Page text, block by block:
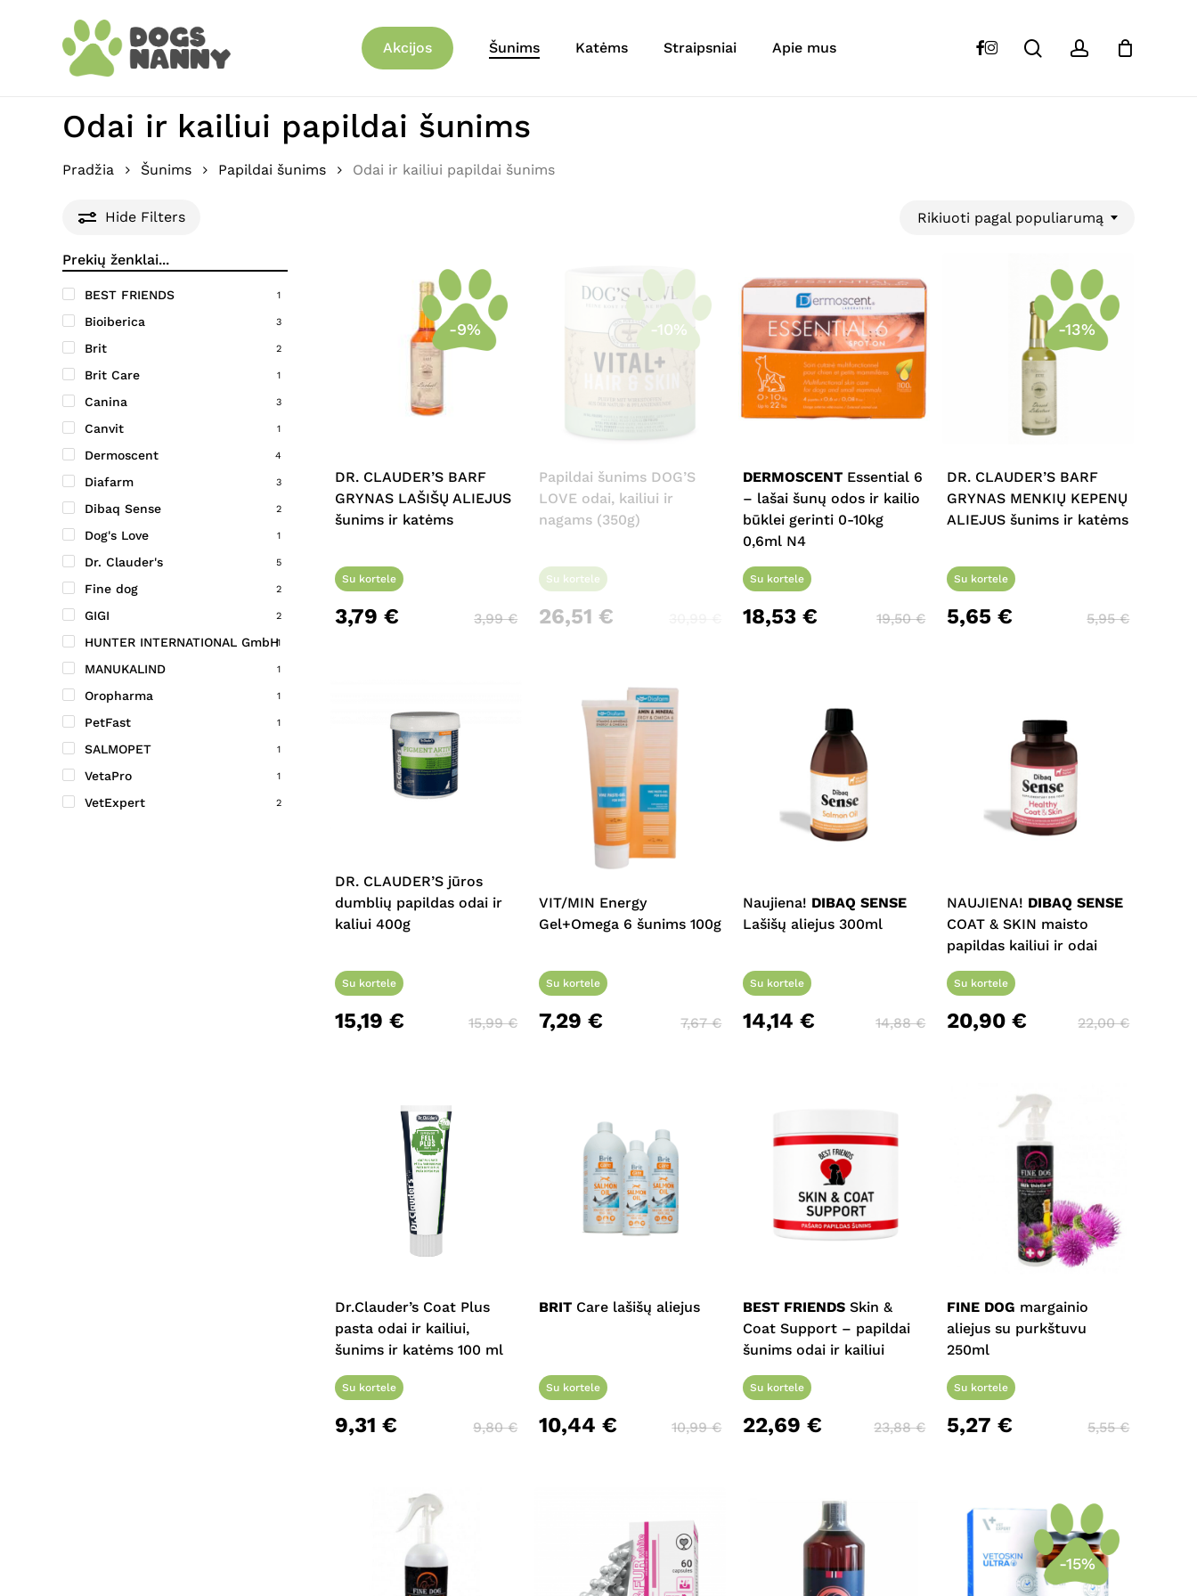
Akcijos Šunims Katėms Straipsniai Apie mus facebook
instagram searchaccount
Krepšelyje nėra produktų.
Eiti Į Parduotuvę
Odai ir kailiui papildai šunims
Pradžia Šunims Papildai šunims Odai ir kailiui papildai šunims
Hide Filters Rikiuoti pagal populiarumą
BEST FRIENDS 1
Bioiberica 3
Brit 2
Brit Care 1
Canina 3
Canvit 1
Dermoscent 4
Diafarm 3
Dibaq Sense 2
Dog's Love 1
Dr. Clauder's 5
Fine dog 2
GIGI 2
HUNTER INTERNATIONAL GmbH1
MANUKALIND 1
Oropharma 1
PetFast 1
SALMOPET 1
VetaPro 1
VetExpert 2
-9%
multiple
variants.
The
be
on
DR. CLAUDER’S BARF
GRYNAS LAŠIŠŲ ALIEJUS
šunims ir katėms
Su kortele
3,79 € 3,99€
-10%
Papildai šunims DOG’S
LOVE odai, kailiui ir
nagams (350g)
Su kortele
26,51€
DERMOSCENT Essential 6
– lašai šunų odos ir kailio
būklei gerinti 0-10kg
0,6ml N4
Su kortele
18,53€ 19,50€
-13%
multiple
variants.
The
be
on
DR. CLAUDER’S BARF
GRYNAS MENKIŲ KEPENŲ
ALIEJUS šunims ir katėms
Su kortele
5,65€ 5,95€
DR. CLAUDER’S jūros
dumblių papildas odai ir
kaliui 400g
Su kortele
15,19 € 15,99€
VIT/MIN Energy
Gel+Omega 6 šunims 100g
Su kortele
7,29€ 7,67€
Naujiena! DIBAQ SENSE
Lašišų aliejus 300ml
Su kortele
14,14€ 14,88€
NAUJIENA! DIBAQ SENSE
COAT & SKIN maisto
papildas kailiui ir odai
Su kortele
20,90€ 22,00€
Dr.Clauder’s Coat Plus
pasta odai ir kailiui,
šunims ir katėms 100 ml
Su kortele
9,31 € 9,80€
multiple
may
chosen
BRIT Care lašišų aliejus
Su kortele
10,44€ 10,99€
BEST FRIENDS Skin &
Coat Support – papildai
šunims odai ir kailiui
Su kortele
22,69€ 23,88€
FINE DOG margainio
aliejus su purkštuvu
250ml
Su kortele
5,27€ 5,55€
-15%